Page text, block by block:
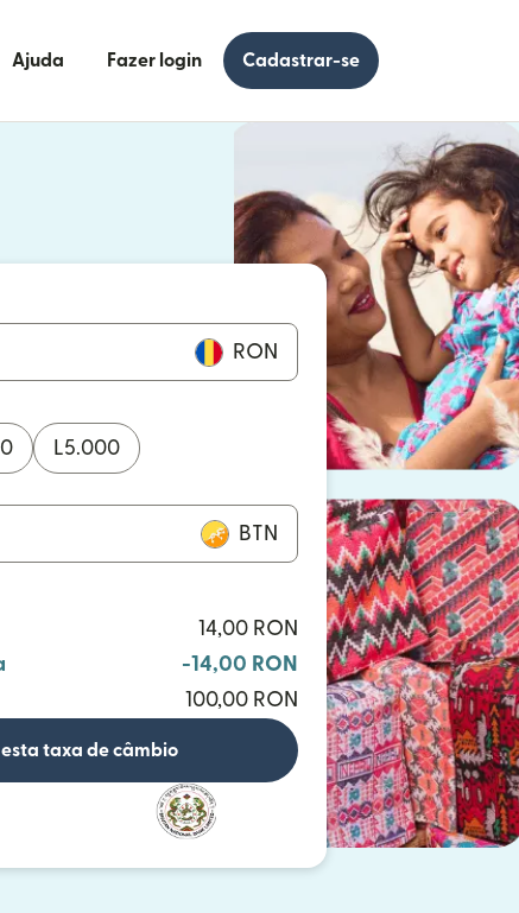
Ajuda Fazer login Cadastrar-se
nova janela)
nova janela)
RON
L5.000
BTN
14,00 RON
-14,00 RON
100,00 RON
taxa de câmbio